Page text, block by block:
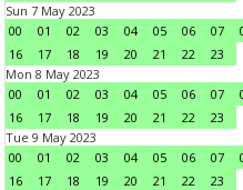
Sun 7 May 2023
00
01 02 03 04 05 06 07
16
17 18 19 20 21 22
23
Mon 8 May 2023
00
01 02 03 04 05 06 07
16
17 18 19 20 21 22
23
Tue 9 May 2023
00
01 02 03 04 05 06 07
16
17 18 19 20 21 22
23